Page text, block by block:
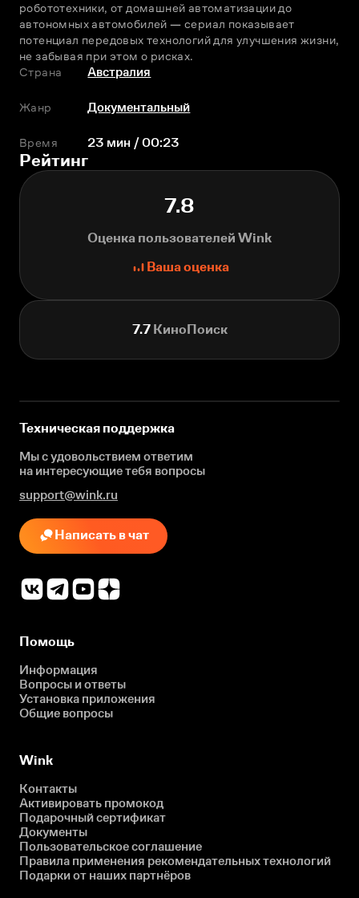
робототехники, от домашней автоматизации до
автономных автомобилей — сериал показывает
потенциал передовых технологий для улучшения жизни,
не забывая при этом о рисках.
Страна
Австралия
Жанр Документальный
Время 23 мин / 00:23
Рейтинг
7.8
Оценка пользователей Wink
Ваша оценка
7.7КиноПоиск
Техническая поддержка
Мы с удовольствием ответим
на интересующиетебя вопросы
support@wink.ru
Написать в чат
Помощь
Информация
Вопросы и ответы
Установка приложения
Общие вопросы
Wink
Контакты
Активировать промокод
Подарочный сертификат
Документы
Пользовательское соглашение
Правила применения рекомендательных технологий
Подарки от наших партнёров